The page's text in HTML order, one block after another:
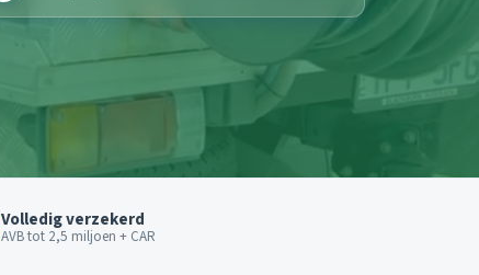
Volledig verzekerd
AVB tot 2,5 miljoen + CAR